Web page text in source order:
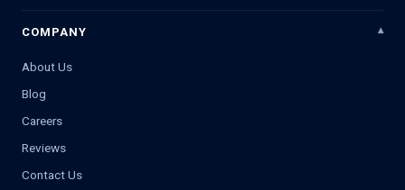
COMPANY
About Us
Blog
Careers
Reviews
Contact Us